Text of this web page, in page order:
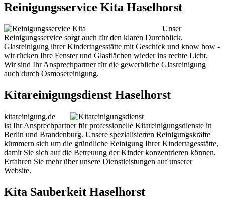
Reinigungsservice Kita Haselhorst
Unser
Reinigungsservice sorgt auch für den klaren Durchblick.
Glasreinigung ihrer Kindertagesstätte mit Geschick und know how -
wir rücken Ihre Fenster und Glasflächen wieder ins rechte Licht.
Wir sind Ihr Ansprechpartner für die gewerbliche Glasreinigung
auch durch Osmosereinigung.
Kitareinigungsdienst Haselhorst
kitareinigung.de
ist Ihr Ansprechpartner für professionelle Kitareinigungsdienste in
Berlin und Brandenburg. Unsere spezialisierten Reinigungskräfte
kümmern sich um die gründliche Reinigung Ihrer Kindertagesstätte,
damit Sie sich auf die Betreuung der Kinder konzentrieren können.
Erfahren Sie mehr über unsere Dienstleistungen auf unserer
Website.
Kita Sauberkeit Haselhorst